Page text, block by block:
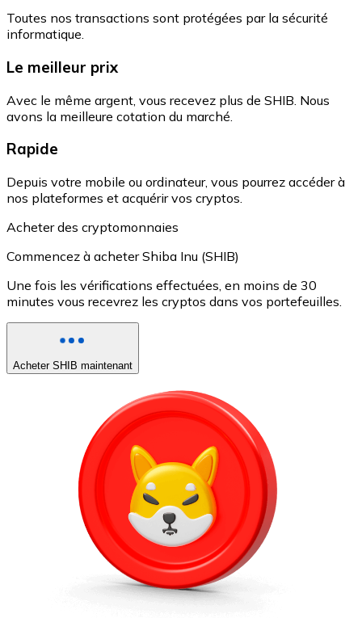
Toutes nos transactions sont protégées par la sécurité
informatique.
Le meilleur prix
Avec le même argent, vous recevez plus de SHIB. Nous
avons la meilleure cotation du marché.
Rapide
Depuis votre mobile ou ordinateur, vous pourrez accéder à
nos plateformes et acquérir vos cryptos.
Acheter des cryptomonnaies
Commencez à acheter Shiba Inu (SHIB)
Une fois les vérifications effectuées, en moins de 30
minutes vous recevrez les cryptos dans vos portefeuilles.
Acheter SHIB maintenant